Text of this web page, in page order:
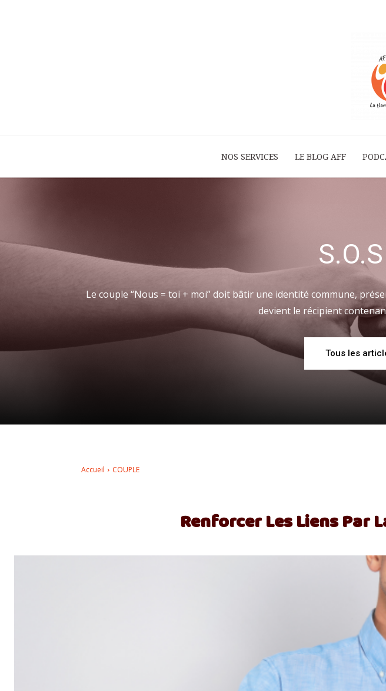
NOS SERVICES LE BLOG AFF
Le couple “Nous = toi + moi” doit bâtir une identité commune,
devient le récipient
Tous les
Accueil COUPLE
Renforcer Les Liens Par